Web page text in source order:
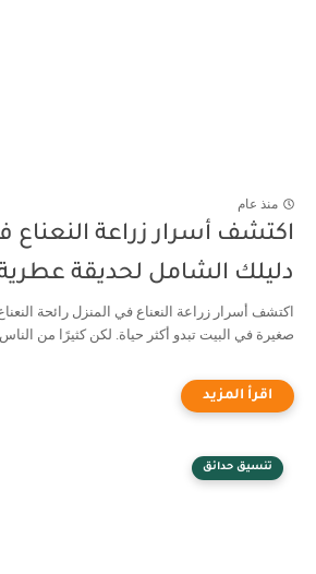
منذ عام
اكتشف أسرار زراعة النعناع
دليلك الشامل لحديقة
اكتشف أسرار زراعة النعناع في المنزل رائحة
صغيرة في البيت تبدو أكثر حياة. لكن كثيرًا من الناس
تنسيق حدائق